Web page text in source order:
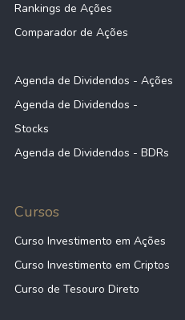
Rankings de Ações
Comparador de Ações
Agenda de Dividendos - Ações
Agenda de Dividendos -
Stocks
Agenda de Dividendos - BDRs
Cursos
Curso Investimento em Ações
Curso Investimento em Criptos
Curso de Tesouro Direto